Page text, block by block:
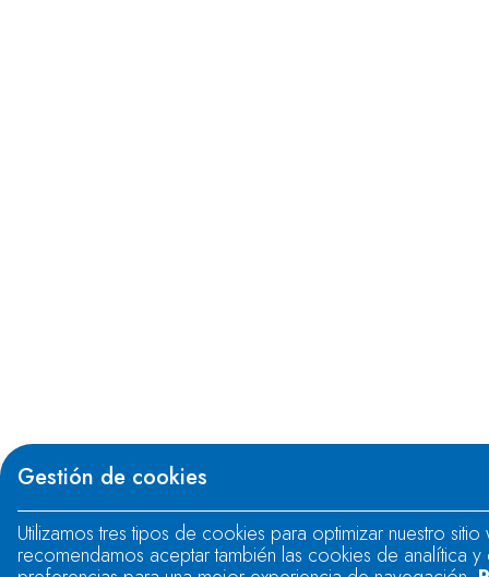
Gestión de cookies
Utilizamos tres tipos de cookies para optimizar nuestro sitio
recomendamos aceptar también las cookies de analítica y